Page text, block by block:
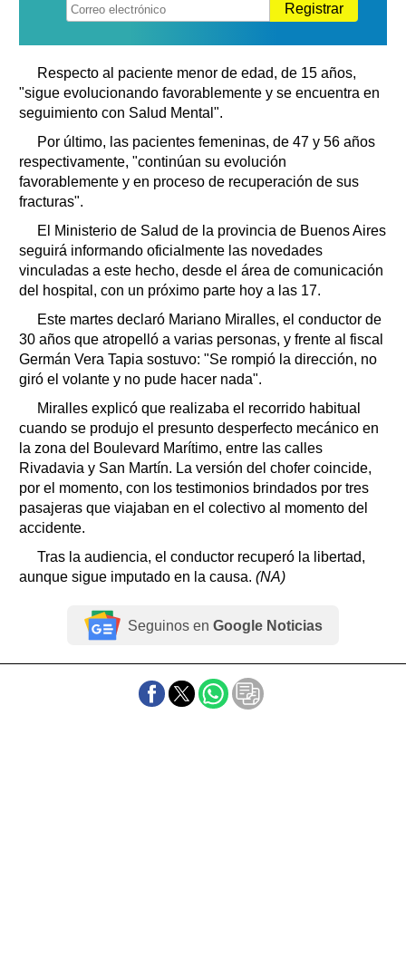
Registrar
Respecto al paciente menor de edad, de 15 años,
"sigue evolucionando favorablemente y se encuentra en
seguimiento con Salud Mental".
Por último, las pacientes femeninas, de 47 y 56 años
respectivamente, "continúan su evolución
favorablemente y en proceso de recuperación de sus
fracturas".
El Ministerio de Salud de la provincia de Buenos Aires
seguirá informando oficialmente las novedades
vinculadas a este hecho, desde el área de comunicación
del hospital, con un próximo parte hoy a las 17.
Este martes declaró Mariano Miralles, el conductor de
30 años que atropelló a varias personas, y frente al fiscal
Germán Vera Tapia sostuvo: "Se rompió la dirección, no
giró el volante y no pude hacer nada".
Miralles explicó que realizaba el recorrido habitual
cuando se produjo el presunto desperfecto mecánico en
la zona del Boulevard Marítimo, entre las calles
Rivadavia y San Martín. La versión del chofer coincide,
por el momento, con los testimonios brindados por tres
pasajeras que viajaban en el colectivo al momento del
accidente.
Tras la audiencia, el conductor recuperó la libertad,
aunque sigue imputado en la causa. (NA)
Seguinos en Google Noticias